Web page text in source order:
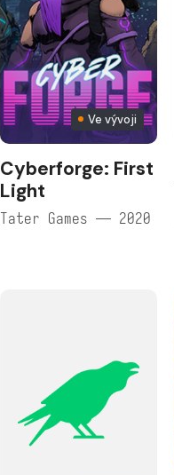
Ve vývoji
Cyberforge: First
Light
Tater Games — 2020